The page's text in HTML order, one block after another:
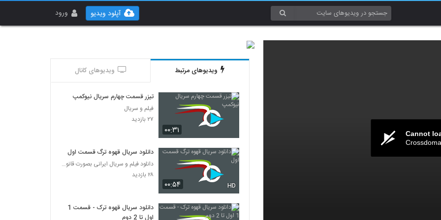
ورود آپلود ویدیو
Cannot
ویدیوهای مرتبط ویدیوهای کانال
۰۰:۳۱
تیزر قسمت چهارم سریال نیوکمپ
فیلم و سریال
۲۷ بازدید
۰۰:۵۴ HD
دانلود سریال قهوه ترگ قسمت اول
دانلود فیلم و سریال ایرانی بصورت قانونی
۲۸ بازدید
دانلود سریال قهوه ترک - قسمت 1
اول تا 2 دوم